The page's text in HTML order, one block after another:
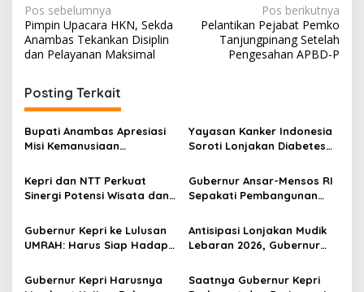
N
a
v
i
g
a
s
i
p
s
Pos sebelumnya
Pimpin Upacara HKN, Sekda
Anambas Tekankan Disiplin
dan Pelayanan Maksimal
Pos berikutnya
Pelantikan Pejabat Pemko
Tanjungpinang Setelah
Pengesahan APBD-P
Posting Terkait
Bupati Anambas Apresiasi
Misi Kemanusiaan
1982, Salurkan Bantuan
Pendidikan dan Kesehatan
Yayasan Kanker Indonesia
Soroti Lonjakan Diabetes
Kepri
Kepri dan NTT Perkuat
Sinergi Potensi Wisata dan
Gubernur Ansar-Mensos RI
Sepakati Pembangunan
Perlindungan Sosial di Kepri
Gubernur Kepri ke Lulusan
UMRAH: Harus Siap Hadapi
Antisipasi Lonjakan Mudik
Lebaran 2026, Gubernur
Armada ke Kemenhub
Gubernur Kepri Harusnya
Saatnya Gubernur Kepri